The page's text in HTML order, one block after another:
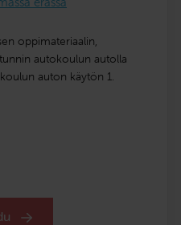
oppimateriaalin,
autokoulun autolla
auton käytön 1.